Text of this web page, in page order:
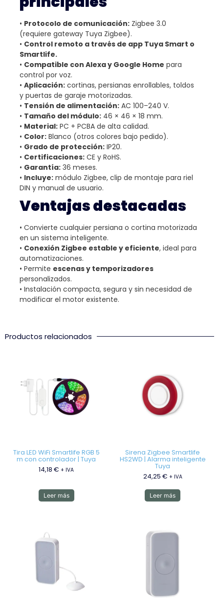
• Protocolo de comunicación: Zigbee 3.0
(requiere gateway Tuya Zigbee).
• Control remoto a través de app Tuya Smart o
Smartlife.
• Compatible con Alexa y Google Home para
control por voz.
• Aplicación: cortinas, persianas enrollables, toldos
y puertas de garaje motorizadas.
• Tensión de alimentación: AC 100–240 V.
• Tamaño del módulo: 46 × 46 × 18 mm.
• Material: PC + PCBA de alta calidad.
• Color: Blanco (otros colores bajo pedido).
• Grado de protección: IP20.
• Certificaciones: CE y RoHS.
• Garantía: 36 meses.
• Incluye: módulo Zigbee, clip de montaje para riel
DIN y manual de usuario.
Ventajas destacadas
• Convierte cualquier persiana o cortina motorizada
en un sistema inteligente.
• Conexión Zigbee estable y eficiente, ideal para
automatizaciones.
• Permite escenas y temporizadores
personalizados.
• Instalación compacta, segura y sin necesidad de
modificar el motor existente.
Productos relacionados
Tira LED WiFi Smartlife RGB 5
m con controlador | Tuya
14,18€ + IVA
Leer más
Sirena Zigbee Smartlife
HS2WD | Alarma inteligente
Tuya
24,25 € + IVA
Leer más